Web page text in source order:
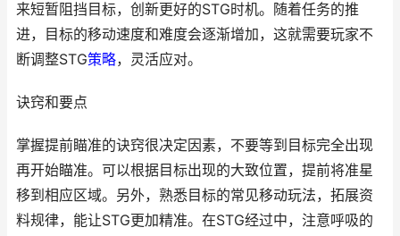
来短暂阻挡目标，创新更好的STG时机。随着任务的推
进，目标的移动速度和难度会逐渐增加，这就需要玩家不
断调整STG策略，灵活应对。
诀窍和要点
掌握提前瞄准的诀窍很决定因素，不要等到目标完全出现
再开始瞄准。可以根据目标出现的大致位置，提前将准星
移到相应区域。另外，熟悉目标的常见移动玩法，拓展资
料规律，能让STG更加精准。在STG经过中，注意呼吸的